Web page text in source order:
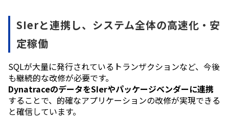
SIerと連携し、システム全体の高速化・安
定稼働
SQLが大量に発行されているトランザクションなど、今後
も継続的な改修が必要です。
DynatraceのデータをSIerやパッケージベンダーに連携
することで、的確なアプリケーションの改修が実現できる
と確信しています。